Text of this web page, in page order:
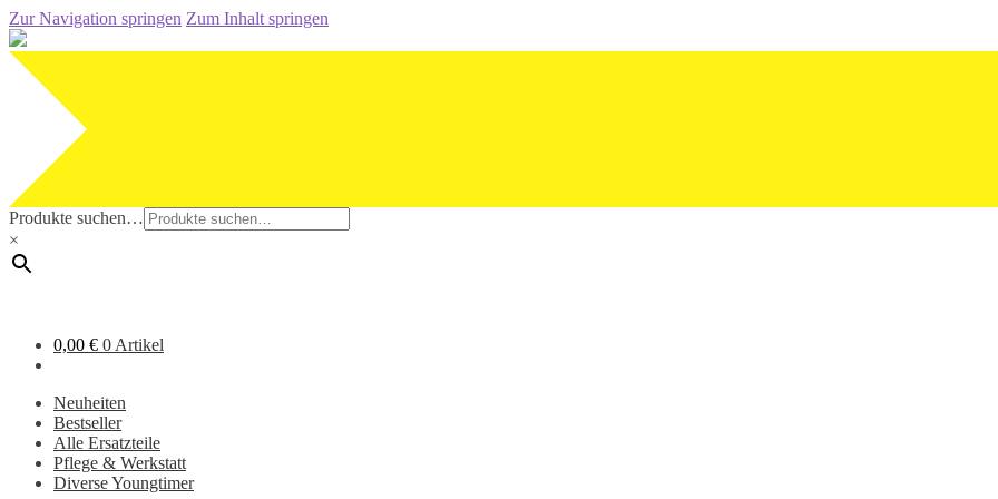
Zur Navigation springen Zum Inhalt springen
Produkte suchen…
×
0,00 € 0 Artikel
Neuheiten
Bestseller
Alle Ersatzteile
Pflege & Werkstatt
Diverse Youngtimer